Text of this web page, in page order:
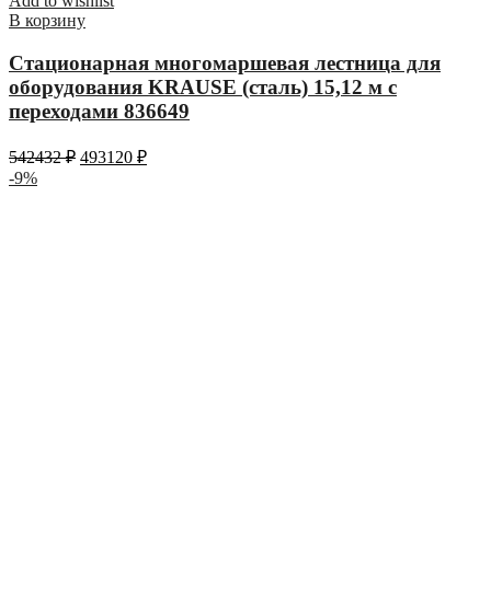
В корзину
Стационарная многомаршевая лестница для
оборудования KRAUSE (сталь) 15,12 м с
переходами 836649
542432₽ 493120 ₽
-9%